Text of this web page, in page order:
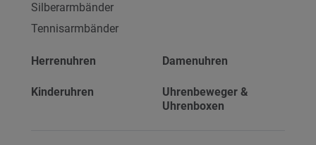
Silberarmbänder
Tennisarmbänder
Herrenuhren Damenuhren
Kinderuhren
Uhrenbeweger &
Uhrenboxen